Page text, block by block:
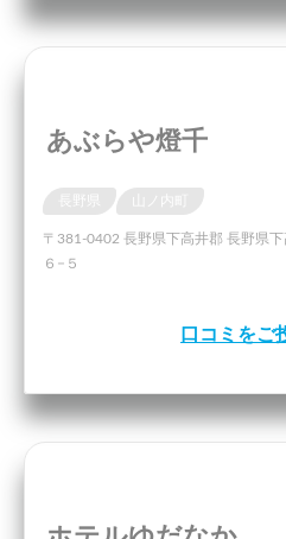
あぶらや燈千
〒381-0402 長野県下高井郡 長野県
６−５
口コミをご